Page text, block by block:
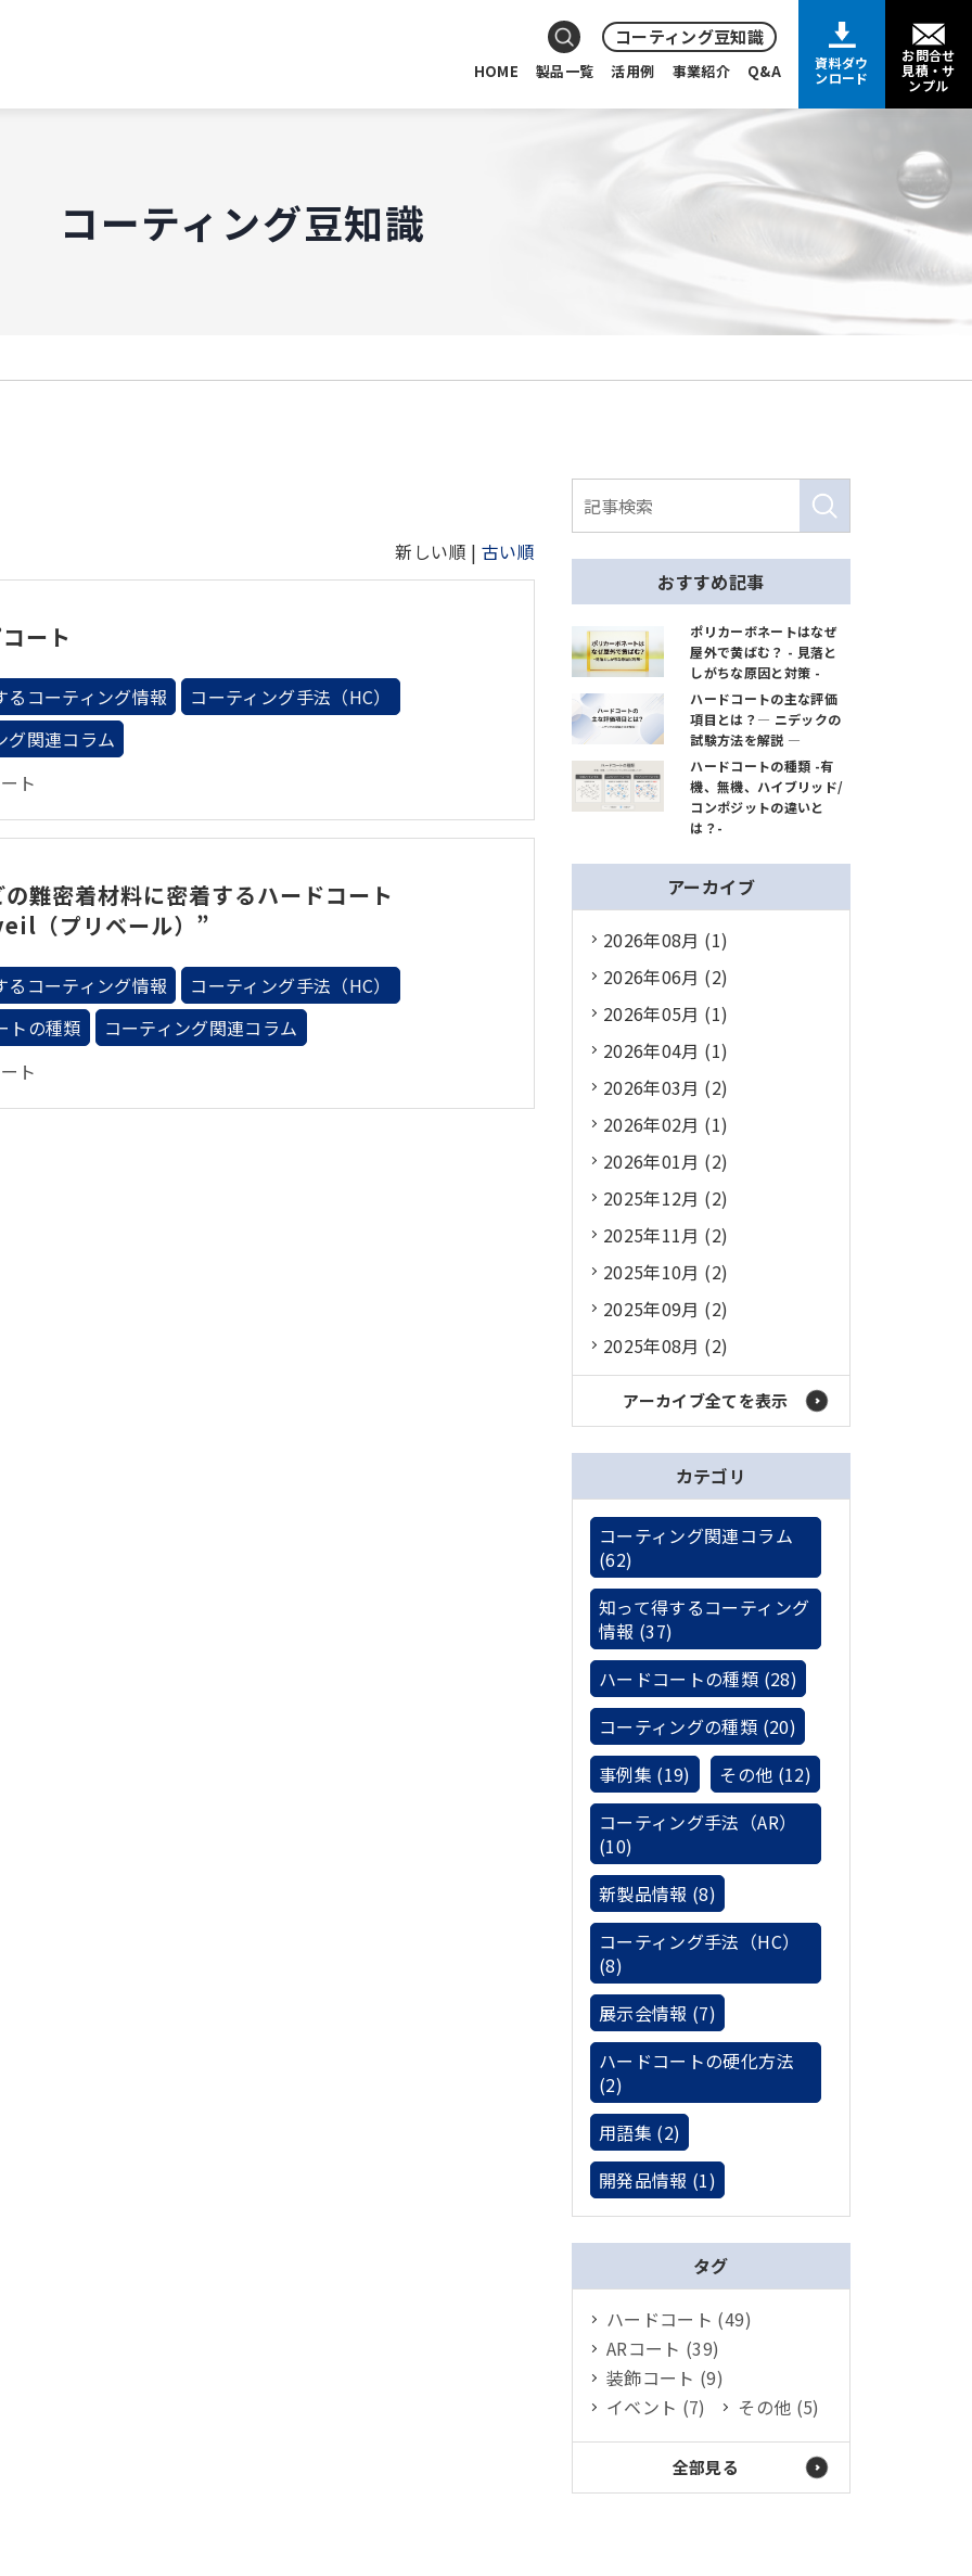
コーティング豆知識
HOME 製品一覧 活用例 事業紹介 Q&A
資料ダウ
ンロード
お問合せ
見積・サ
ンプル
コーティング豆知識
新しい順 | 古い順
ート
るコーティング情報
コーティング手法（HC）
グ関連コラム
ト
難密着材料に密着するハードコート
（プリベール）”
るコーティング情報
コーティング手法（HC）
トの種類
コーティング関連コラム
ト
おすすめ記事
ポリカーボネートはなぜ
屋外で黄ばむ？ - 見落と
しがちな原因と対策 -
ハードコートの主な評価
項目とは？― ニデックの
試験方法を解説 ―
ハードコートの種類 -有
機、無機、ハイブリッド/
コンポジットの違いと
は？-
アーカイブ
2026年08月 (1)
2026年06月 (2)
2026年05月 (1)
2026年04月 (1)
2026年03月 (2)
2026年02月 (1)
2026年01月 (2)
2025年12月 (2)
2025年11月 (2)
2025年10月 (2)
2025年09月 (2)
2025年08月 (2)
アーカイブ全てを表示
カテゴリ
コーティング関連コラム
(62)
知って得するコーティング
情報 (37)
ハードコートの種類 (28)
コーティングの種類 (20)
事例集 (19)
その他 (12)
コーティング手法（AR）
(10)
新製品情報 (8)
コーティング手法（HC）
(8)
展示会情報 (7)
ハードコートの硬化方法
(2)
用語集 (2)
開発品情報 (1)
タグ
ハードコート (49)
ARコート (39)
装飾コート (9)
イベント (7)
その他 (5)
全部見る